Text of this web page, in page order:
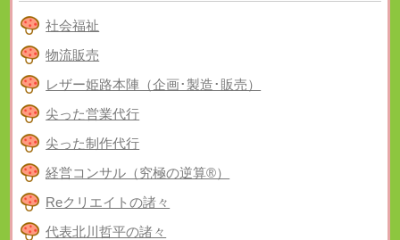
社会福祉
物流販売
レザー姫路本陣（企画･製造･販売）
尖った営業代行
尖った制作代行
経営コンサル（究極の逆算®）
Reクリエイトの諸々
代表北川哲平の諸々